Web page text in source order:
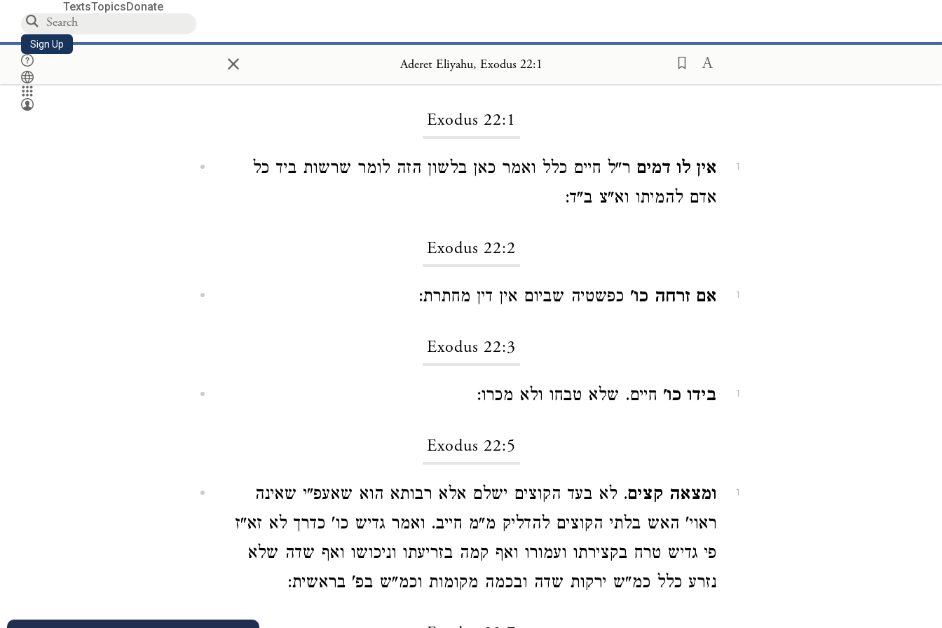
TextsTopicsDonate
Sign Up × Aderet Eliyahu, Exodus 22:1
Exodus 22:1
1 אין לו דמים ר"ל חיים כלל ואמר כאן בלשון הזה לומר שרשות ביד כל
אדם להמיתו וא"צ ב"ד:
Exodus 22:2
1 אם זרחה כו' כפשטיה שביום אין דין מחתרת:
Exodus 22:3
1 בידו כו' חיים. שלא טבחו ולא מכרו:
Exodus 22:5
1 ומצאה קצים. לא בעד הקוצים ישלם אלא רבותא הוא שאעפ"י שאינה
ראוי' האש בלתי הקוצים להדליק מ"מ חייב. ואמר גדיש כו' כדרך לא זא"ז
פי גדיש טרח בקצירתו ועמורו ואף קמה בזריעתו וניכושו ואף שדה שלא
נזרע כלל כמ"ש ירקות שדה ובכמה מקומות וכמ"ש בפ' בראשית: